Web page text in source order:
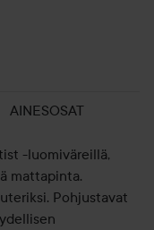
AINESOSAT
-luomiväreillä,
mattapinta.
Pohjustavat